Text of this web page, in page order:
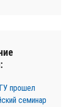
прошел
семинар